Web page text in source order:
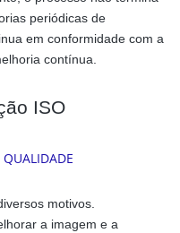
periódicas de
em conformidade com a
contínua.
ISO
motivos.
a imagem e a